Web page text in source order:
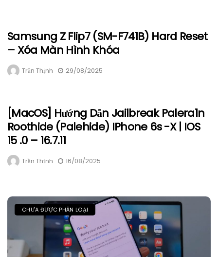
Samsung Z Flip7 (SM-F741B) Hard Reset
– Xóa Màn Hình Khóa
Trần Thịnh 29/08/2025
[macOS] Hướng Dẫn Jailbreak Palera1n
Roothide (Palehide) IPhone 6s -X | IOS
15 .0 – 16.7.11
Trần Thịnh 16/08/2025
CHƯA ĐƯỢC PHÂN LOẠI